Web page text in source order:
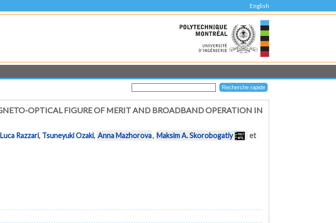
English
OPTICAL FIGURE OF MERIT AND BROADBAND OPERATION IN
Luca Razzari, Tsuneyuki Ozaki, Anna Mazhorova, Maksim A. Skorobogatiy
et